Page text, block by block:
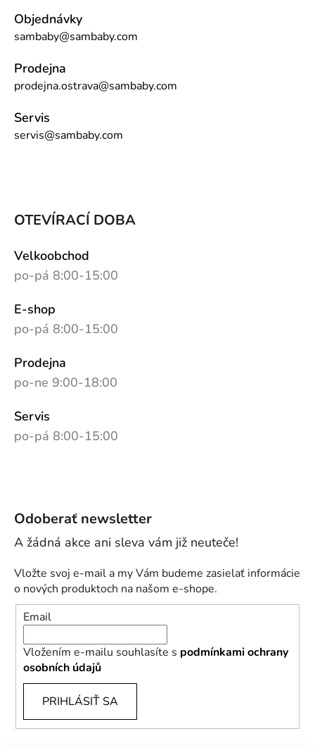
Objednávky
sambaby@sambaby.com
Prodejna
prodejna.ostrava@sambaby.com
Servis
servis@sambaby.com
OTEVÍRACÍ DOBA
Velkoobchod
po-pá 8:00-15:00
E-shop
po-pá 8:00-15:00
Prodejna
po-ne 9:00-18:00
Servis
po-pá 8:00-15:00
Odoberať newsletter
Vložte svoj e-mail a my Vám budeme zasielať informácie
o nových produktoch na našom e-shope.
Email
Vložením e-mailu souhlasíte s podmínkami ochrany
osobních údajů
PRIHLÁSIŤ SA